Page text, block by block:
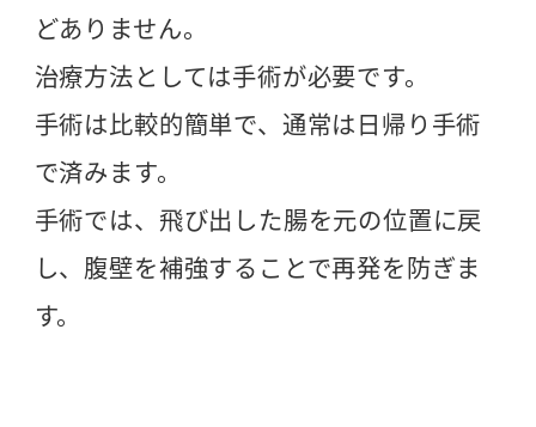
どありません。
治療方法としては手術が必要です。
手術は比較的簡単で、通常は日帰り手術
で済みます。
手術では、飛び出した腸を元の位置に戻
し、腹壁を補強することで再発を防ぎま
す。